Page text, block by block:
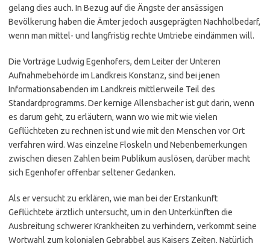
gelang dies auch. In Bezug auf die Ängste der ansässigen
Bevölkerung haben die Ämter jedoch ausgeprägten Nachholbedarf,
wenn man mittel- und langfristig rechte Umtriebe eindämmen will.
Die Vorträge Ludwig Egenhofers, dem Leiter der Unteren
Aufnahmebehörde im Landkreis Konstanz, sind bei jenen
Informationsabenden im Landkreis mittlerweile Teil des
Standardprogramms. Der kernige Allensbacher ist gut darin, wenn
es darum geht, zu erläutern, wann wo wie mit wie vielen
Geflüchteten zu rechnen ist und wie mit den Menschen vor Ort
verfahren wird. Was einzelne Floskeln und Nebenbemerkungen
zwischen diesen Zahlen beim Publikum auslösen, darüber macht
sich Egenhofer offenbar seltener Gedanken.
Als er versucht zu erklären, wie man bei der Erstankunft
Geflüchtete ärztlich untersucht, um in den Unterkünften die
Ausbreitung schwerer Krankheiten zu verhindern, verkommt seine
Wortwahl zum kolonialen Gebrabbel aus Kaisers Zeiten. Natürlich